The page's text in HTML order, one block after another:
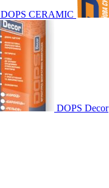
DOPS CERAMIC
DOPS Decor